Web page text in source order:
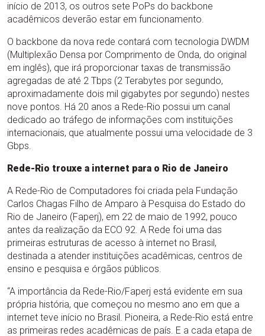
início de 2013, os outros sete PoPs do backbone
acadêmicos deverão estar em funcionamento.
O backbone da nova rede contará com tecnologia DWDM
(Multiplexão Densa por Comprimento de Onda, do original
em inglês), que irá proporcionar taxas de transmissão
agregadas de até 2 Tbps (2 Terabytes por segundo,
aproximadamente dois mil gigabytes por segundo) nestes
nove pontos. Há 20 anos a Rede-Rio possui um canal
dedicado ao tráfego de informações com instituições
internacionais, que atualmente possui uma velocidade de 3
Gbps.
Rede-Rio trouxe a internet para o Rio de Janeiro
A Rede-Rio de Computadores foi criada pela Fundação
Carlos Chagas Filho de Amparo à Pesquisa do Estado do
Rio de Janeiro (Faperj), em 22 de maio de 1992, pouco
antes da realização da ECO 92. A Rede foi uma das
primeiras estruturas de acesso à internet no Brasil,
destinada a atender instituições acadêmicas, centros de
ensino e pesquisa e órgãos públicos.
“A importância da Rede-Rio/Faperj está evidente em sua
própria história, que começou no mesmo ano em que a
internet teve início no Brasil. Pioneira, a Rede-Rio está entre
as primeiras redes acadêmicas de país. E a cada etapa de